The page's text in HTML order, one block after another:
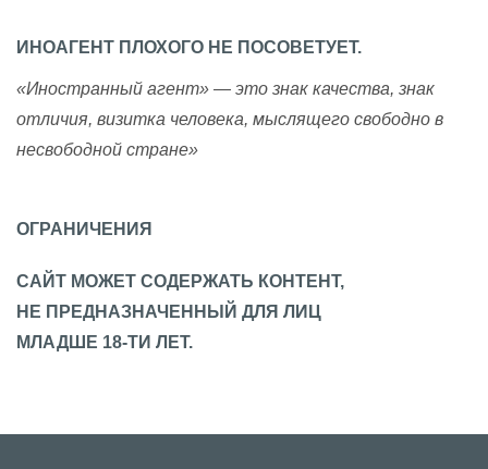
ИНОАГЕНТ ПЛОХОГО НЕ ПОСОВЕТУЕТ.
«Иностранный агент» — это знак качества, знак
отличия, визитка человека, мыслящего свободно в
несвободной стране»
ОГРАНИЧЕНИЯ
САЙТ МОЖЕТ СОДЕРЖАТЬ КОНТЕНТ,
НЕ ПРЕДНАЗНАЧЕННЫЙ ДЛЯ ЛИЦ
МЛАДШЕ 18-ТИ ЛЕТ.